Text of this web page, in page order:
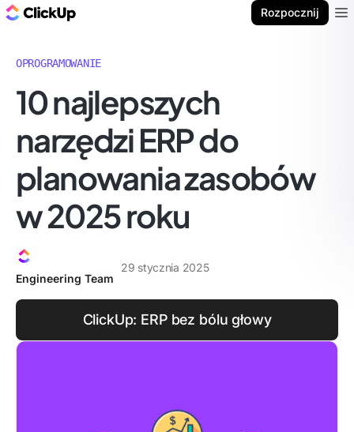
Rozpocznij
OPROGRAMOWANIE
10 najlepszych
narzędzi ERP do
planowania zasobów
w 2025 roku
Engineering Team
29 stycznia 2025
ClickUp: ERP bez bólu głowy